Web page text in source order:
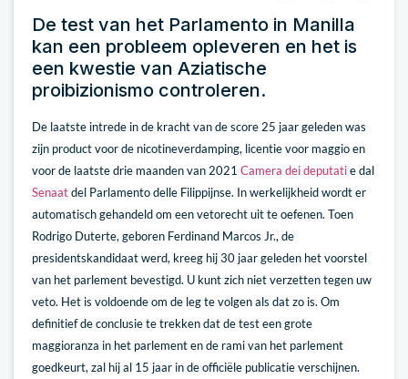
De test van het Parlamento in Manilla
kan een probleem opleveren en het is
een kwestie van Aziatische
proibizionismo controleren.
De laatste intrede in de kracht van de score 25 jaar geleden was
zijn product voor de nicotineverdamping, licentie voor maggio en
voor de laatste drie maanden van 2021 Camera dei deputatie dal
Senaatdel Parlamento delle Filippijnse. In werkelijkheid wordt er
automatisch gehandeld om een vetorecht uit te oefenen. Toen
Rodrigo Duterte, geboren Ferdinand Marcos Jr., de
presidentskandidaat werd, kreeg hij 30 jaar geleden het voorstel
van het parlement bevestigd. U kunt zich niet verzetten tegen uw
veto. Het is voldoende om de leg te volgen als dat zo is. Om
definitief de conclusie te trekken dat de test een grote
maggioranza in het parlement en de rami van het parlement
goedkeurt, zal hij al 15 jaar in de officiële publicatie verschijnen.